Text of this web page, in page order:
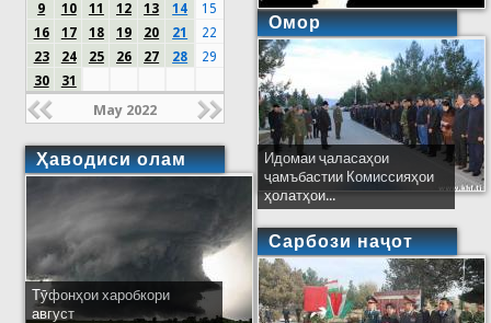
9
10 11 12 13 14
15
16
17 18 19 20 21
22
23
24 25 26 27 28
29
30
31
May 2022
Ҳаводиси олам
Тӯфонҳои харобкори
август
Омор
Идомаи ҷаласаҳои
ҷамъбастии Комиссияҳои
ҳолатҳои...
Сарбози наҷот